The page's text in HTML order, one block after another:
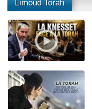
Limoud Torah